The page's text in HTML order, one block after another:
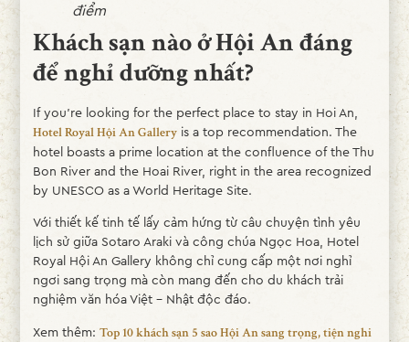
điểm
Khách sạn nào ở Hội An đáng
để nghỉ dưỡng nhất?
If you’re looking for the perfect place to stay in Hoi An,
Hotel Royal Hội An Galleryis a top recommendation. The
hotel boasts a prime location at the confluence of the Thu
Bon River and the Hoai River, right in the area recognized
by UNESCO as a World Heritage Site.
Với thiết kế tinh tế lấy cảm hứng từ câu chuyện tình yêu
lịch sử giữa Sotaro Araki và công chúa Ngọc Hoa, Hotel
Royal Hội An Gallery không chỉ cung cấp một nơi nghỉ
ngơi sang trọng mà còn mang đến cho du khách trải
nghiệm văn hóa Việt - Nhật độc đáo.
Xem thêm: Top 10 khách sạn 5 sao Hội An sang trọng, tiện nghi